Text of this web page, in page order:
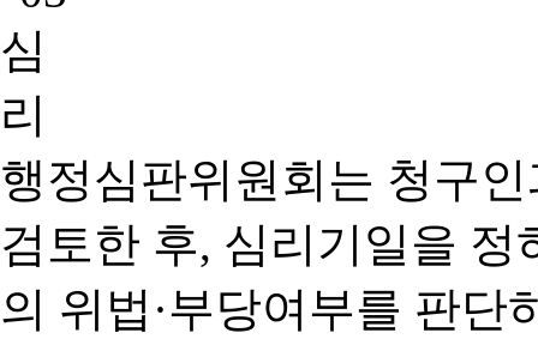
행정심판위원회는 청구
검토한 후, 심리기일을 정
의 위법·부당여부를 판단